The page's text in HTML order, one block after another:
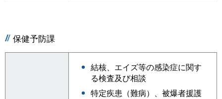
保健予防課
結核、エイズ等の感染症に関す
る検査及び相談
特定疾患（難病）、被爆者援護